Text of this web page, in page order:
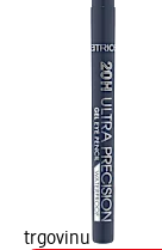
trgovinu